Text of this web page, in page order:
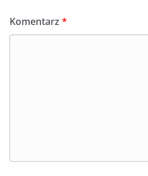
Komentarz *